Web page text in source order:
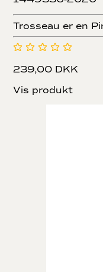
Trosseau er en
239,00 DKK
Vis produkt